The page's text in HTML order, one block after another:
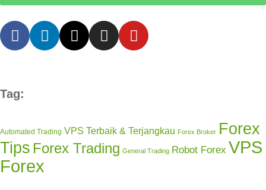
Tag:
Automated Trading VPS Terbaik & Terjangkau Forex Broker Forex
Tips Forex Trading General Trading Robot Forex VPS
Forex